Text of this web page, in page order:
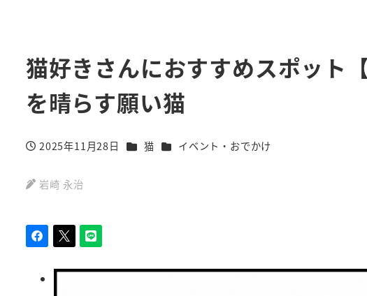
猫好きさんにおすすめスポッ
を晴らす願い猫
投稿日
2025年11月28日 カテゴリー
猫 カテゴリー
イベント・おでかけ
岩崎 永治